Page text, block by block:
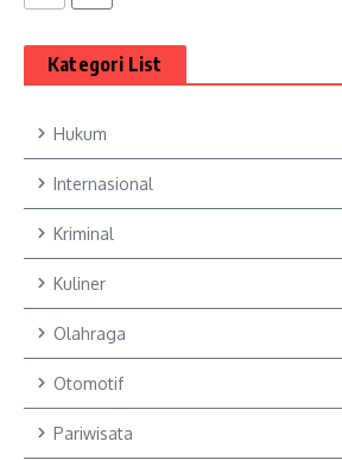
Kategori List
Hukum
Internasional
Kriminal
Kuliner
Olahraga
Otomotif
Pariwisata